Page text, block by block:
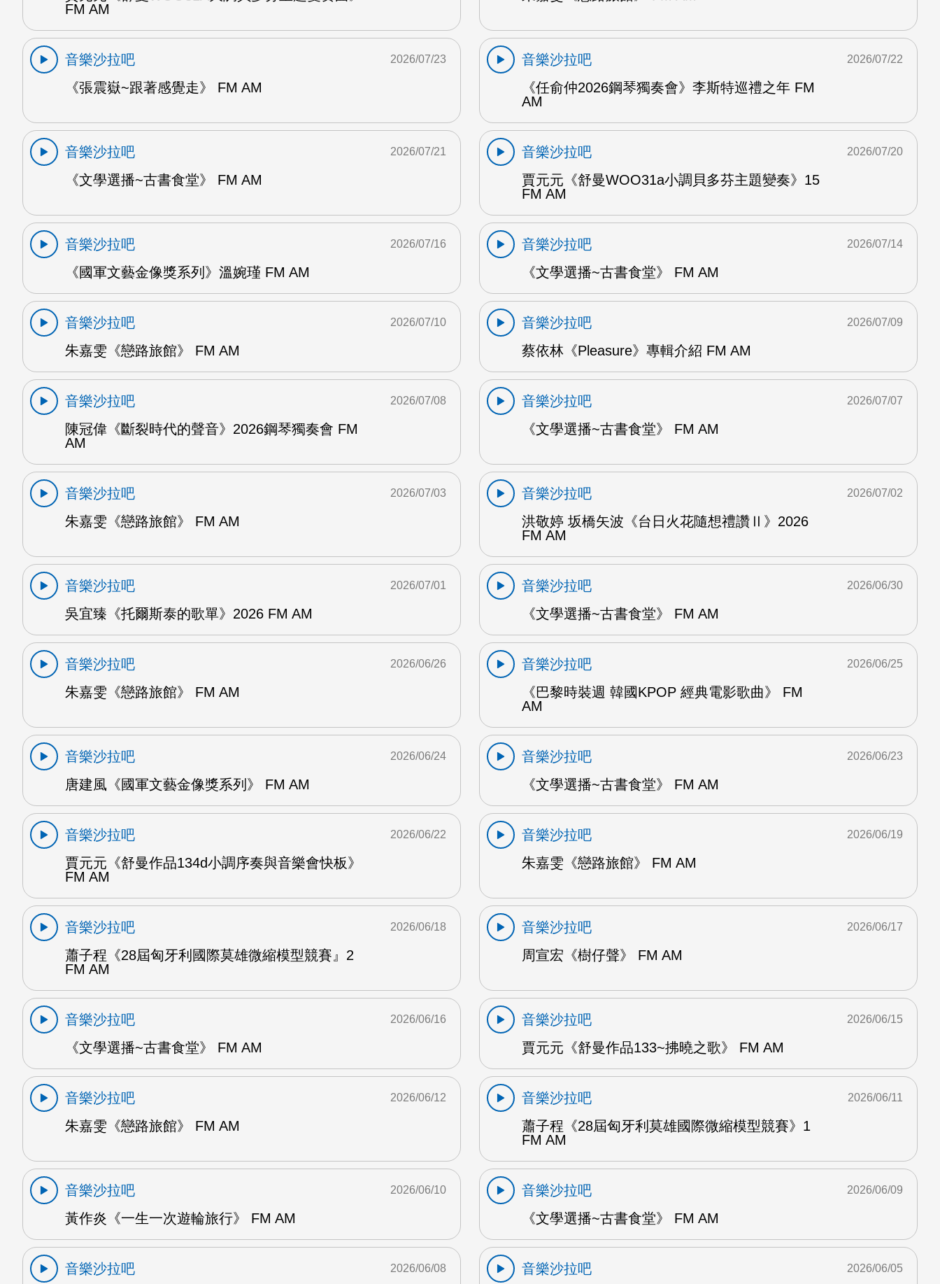
FM AM
音樂沙拉吧
《張震嶽~跟著感覺走》 FM AM
2026/07/23
音樂沙拉吧
《任俞仲2026鋼琴獨奏會》李斯特巡禮之年 FM
AM
2026/07/22
音樂沙拉吧
《文學選播~古書食堂》 FM AM
2026/07/21
音樂沙拉吧
賈元元《舒曼WOO31a小調貝多芬主題變奏》15
FM AM
2026/07/20
音樂沙拉吧
《國軍文藝金像獎系列》溫婉瑾 FM AM
2026/07/16
音樂沙拉吧
《文學選播~古書食堂》 FM AM
2026/07/14
音樂沙拉吧
朱嘉雯《戀路旅館》 FM AM
2026/07/10
音樂沙拉吧
蔡依林《Pleasure》專輯介紹 FM AM
2026/07/09
音樂沙拉吧
陳冠偉《斷裂時代的聲音》2026鋼琴獨奏會 FM
AM
2026/07/08
音樂沙拉吧
《文學選播~古書食堂》 FM AM
2026/07/07
音樂沙拉吧
朱嘉雯《戀路旅館》 FM AM
2026/07/03
音樂沙拉吧
洪敬婷 坂橋矢波《台日火花隨想禮讚Ⅱ》2026
FM AM
2026/07/02
音樂沙拉吧
吳宜臻《托爾斯泰的歌單》2026 FM AM
2026/07/01
音樂沙拉吧
《文學選播~古書食堂》 FM AM
2026/06/30
音樂沙拉吧
朱嘉雯《戀路旅館》 FM AM
2026/06/26
音樂沙拉吧
《巴黎時裝週 韓國KPOP 經典電影歌曲》 FM
AM
2026/06/25
音樂沙拉吧
唐建風《國軍文藝金像獎系列》 FM AM
2026/06/24
音樂沙拉吧
《文學選播~古書食堂》 FM AM
2026/06/23
音樂沙拉吧
賈元元《舒曼作品134d小調序奏與音樂會快板》
FM AM
2026/06/22
音樂沙拉吧
朱嘉雯《戀路旅館》 FM AM
2026/06/19
音樂沙拉吧
蕭子程《28屆匈牙利國際莫雄微縮模型競賽』2
FM AM
2026/06/18
音樂沙拉吧
周宣宏《樹仔聲》 FM AM
2026/06/17
音樂沙拉吧
《文學選播~古書食堂》 FM AM
2026/06/16
音樂沙拉吧
賈元元《舒曼作品133~拂曉之歌》 FM AM
2026/06/15
音樂沙拉吧
朱嘉雯《戀路旅館》 FM AM
2026/06/12
音樂沙拉吧
蕭子程《28屆匈牙利莫雄國際微縮模型競賽》1
FM AM
2026/06/11
音樂沙拉吧
黃作炎《一生一次遊輪旅行》 FM AM
2026/06/10
音樂沙拉吧
《文學選播~古書食堂》 FM AM
2026/06/09
音樂沙拉吧 2026/06/08 音樂沙拉吧 2026/06/05